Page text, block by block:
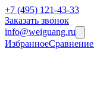
+7 (495) 121-43-33
Заказать звонок
info@weiguang.ru
ИзбранноеСравнение